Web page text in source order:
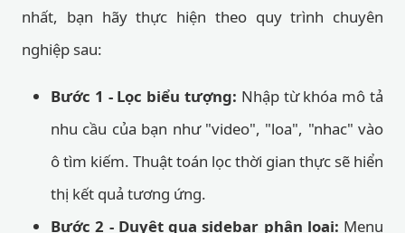
nhất, bạn hãy thực hiện theo quy trình chuyên
nghiệp sau:
Bước 1 - Lọc biểu tượng: Nhập từ khóa mô tả
nhu cầu của bạn như "video", "loa", "nhac" vào
ô tìm kiếm. Thuật toán lọc thời gian thực sẽ hiển
thị kết quả tương ứng.
Bước 2 - Duyệt qua sidebar phân loại: Menu